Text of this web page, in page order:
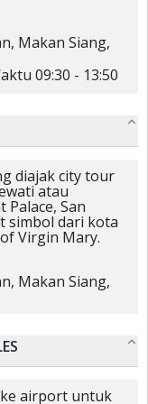
Makan Siang,
09:30 - 13:50
diajak city tour
atau
San
simbol dari kota
Virgin Mary.
Makan Siang,
airport untuk